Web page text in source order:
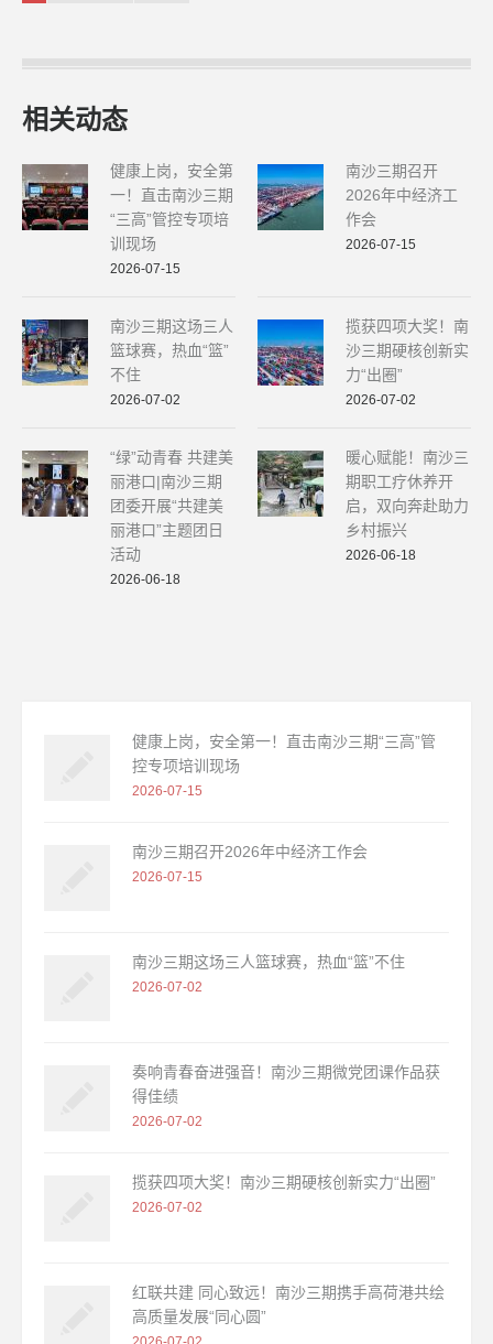
相关动态
健康上岗，安全第
一！直击南沙三期
“三高”管控专项培
训现场
2026-07-15
南沙三期召开
2026年中经济工
作会
2026-07-15
南沙三期这场三人
篮球赛，热血“篮”
不住
2026-07-02
揽获四项大奖！南
沙三期硬核创新实
力“出圈”
2026-07-02
“绿”动青春 共建美
丽港口|南沙三期
团委开展“共建美
丽港口”主题团日
活动
2026-06-18
暖心赋能！南沙三
期职工疗休养开
启，双向奔赴助力
乡村振兴
2026-06-18
健康上岗，安全第一！直击南沙三期“三高”管
控专项培训现场
2026-07-15
南沙三期召开2026年中经济工作会
2026-07-15
南沙三期这场三人篮球赛，热血“篮”不住
2026-07-02
奏响青春奋进强音！南沙三期微党团课作品获
得佳绩
2026-07-02
揽获四项大奖！南沙三期硬核创新实力“出圈”
2026-07-02
红联共建 同心致远！南沙三期携手高荷港共绘
高质量发展“同心圆”